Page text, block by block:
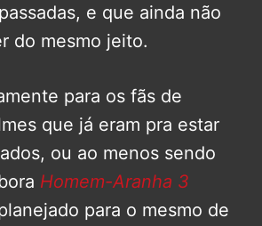
e que ainda não
do mesmo jeito.
para os fãs de
que já eram pra estar
ou ao menos sendo
Homem-Aranha 3
para o mesmo de